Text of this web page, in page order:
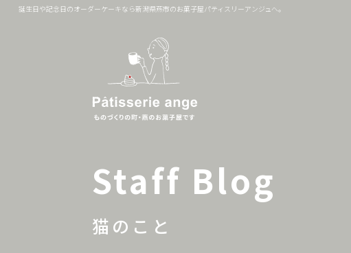
誕生日や記念日のオーダーケーキなら新潟県燕市のお菓子屋パティスリーアンジュへ。
Staff Blog
猫のこと